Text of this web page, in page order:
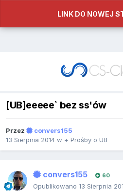
LINK DO NOWEJ
[UB]eeeee` bez ss'ów
Przez
convers155
13 Sierpnia 2014 w + Prośby o UB
convers155 60
Opublikowano 13 Sierpnia